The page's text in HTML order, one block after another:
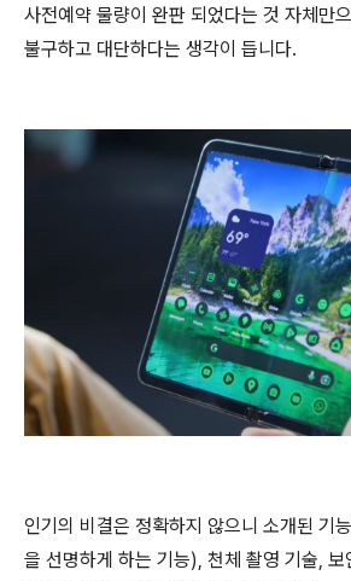
사전예약 물량이 완판 되었다는 것 자체만
불구하고 대단하다는 생각이 듭니다.
인기의 비결은 정확하지 않으니 소개된 기
을 선명하게 하는 기능), 천체 촬영 기술,